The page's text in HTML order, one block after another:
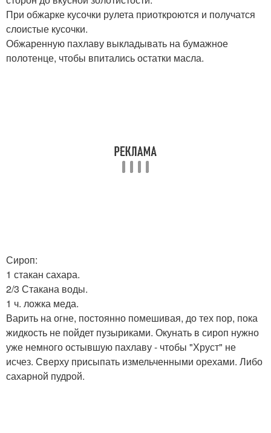
При обжарке кусочки рулета приоткроются и получатся
слоистые кусочки.
Обжаренную пахлаву выкладывать на бумажное
полотенце, чтобы впитались остатки масла.
Сироп:
1 стакан сахара.
2/3 Стакана воды.
1 ч. ложка меда.
Варить на огне, постоянно помешивая, до тех пор, пока
жидкость не пойдет пузыриками. Окунать в сироп нужно
уже немного остывшую пахлаву - чтобы "Хруст" не
исчез. Сверху присыпать измельченными орехами. Либо
сахарной пудрой.